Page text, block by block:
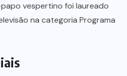
vespertino foi laureado
na categoria Programa